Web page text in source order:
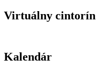
Virtuálny cintorín
Kalendár